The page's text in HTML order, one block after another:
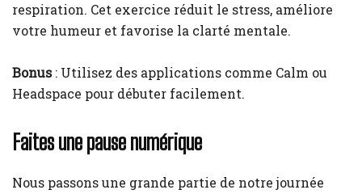
respiration. Cet exercice réduit le stress, améliore
votre humeur et favorise la clarté mentale.
Bonus: Utilisez des applications comme Calm ou
Headspace pour débuter facilement.
Faites une pause numérique
Nous passons une grande partie de notre journée